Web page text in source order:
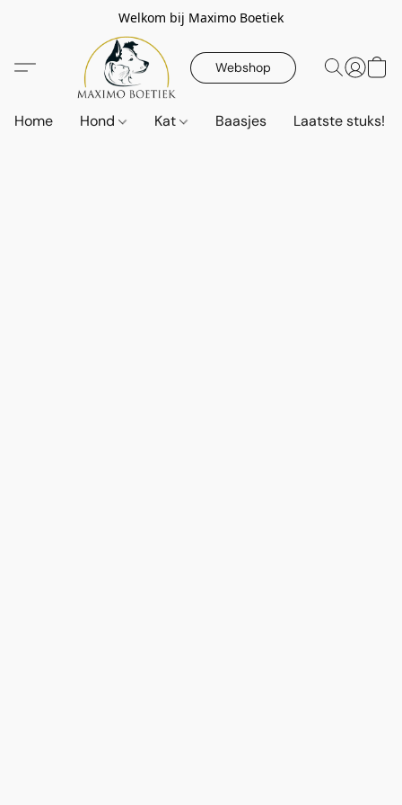
Welkom bij Maximo Boetiek
Webshop
Home Hond Kat Baasjes Laatste stuks!